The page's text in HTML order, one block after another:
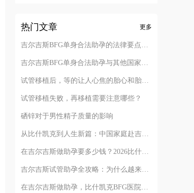
热门文章 更多
吉尔吉斯BFG单身合法助孕的法律要点解析
吉尔吉斯BFG单身合法助孕与其他国家对比
试管移植后，等的让人心焦的胎心和胎芽，何时会出现？
试管移植失败，再移植需要注意哪些？
硒锌对于男性精子质量的影响
从比什凯克到人生新篇：中国家庭赴吉尔吉斯助孕的完整路径解析
在吉尔吉斯做助孕要多少钱？2026比什凯克费用全公开，拒绝隐形消费
吉尔吉斯试管助孕全攻略：为什么越来越多的中国家庭选择比什凯克？
在吉尔吉斯做助孕，比什凯克BFG医院全流程深度解析：从签约到抱娃